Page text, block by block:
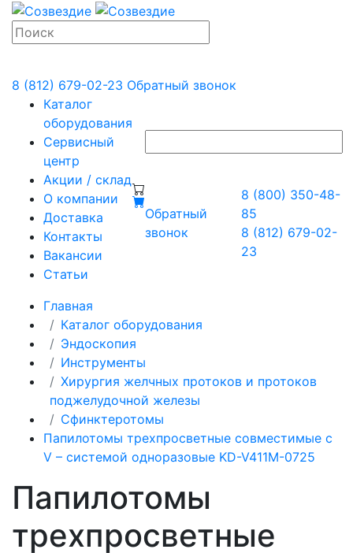
8 (812) 679-02-23 Обратный звонок
Каталог
оборудования
Сервисный
центр
Акции / склад
О компании
Доставка
Контакты
Вакансии
Статьи
Обратный
звонок
8 (800) 350-48-
85
8 (812) 679-02-
23
Главная
Каталог оборудования
Эндоскопия
Инструменты
Хирургия желчных протоков и протоков
поджелудочной железы
Сфинктеротомы
Папилотомы трехпросветные совместимые с
V – системой одноразовые KD-V411M-0725
Папилотомы
трехпросветные